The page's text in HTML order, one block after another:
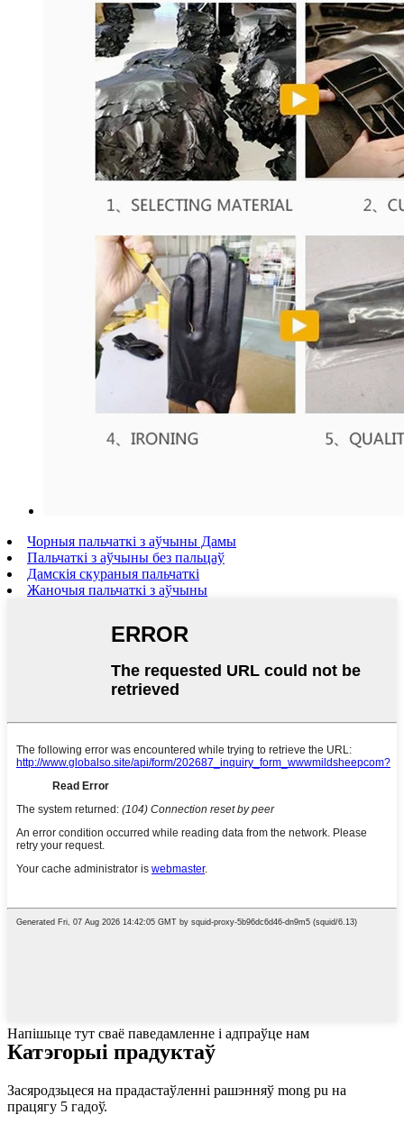
Чорныя пальчаткі з аўчыны Дамы
Пальчаткі з аўчыны без пальцаў
Дамскія скураныя пальчаткі
Жаночыя пальчаткі з аўчыны
Напішыце тут сваё паведамленне і адпраўце нам
Катэгорыі прадуктаў
Засяродзьцеся на прадастаўленні рашэнняў mong pu на
працягу 5 гадоў.